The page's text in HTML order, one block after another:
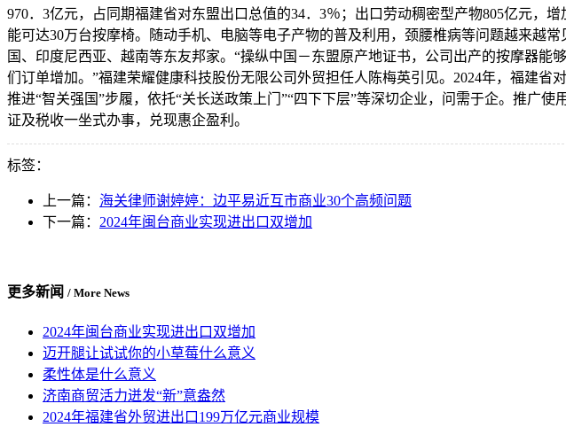
970．3亿元，占同期福建省对东盟出口总值的34．3％；出口劳动稠密型产物805亿元，
能可达30万台按摩椅。随动手机、电脑等电子产物的普及利用，颈腰椎病等问题越来越
国、印度尼西亚、越南等东友邦家。“操纵中国－东盟原产地证书，公司出产的按摩器
们订单增加。”福建荣耀健康科技股份无限公司外贸担任人陈梅英引见。2024年，福建
推进“智关强国”步履，依托“关长送政策上门”“四下下层”等深切企业，问需于企。推广
证及税收一坐式办事，兑现惠企盈利。
标签：
上一篇： 海关律师谢婷婷：边平易近互市商业30个高频问题
下一篇： 2024年闽台商业实现进出口双增加
更多新闻 / More News
2024年闽台商业实现进出口双增加
迈开腿让试试你的小草莓什么意义
柔性体是什么意义
济南商贸活力迸发“新”意盎然
2024年福建省外贸进出口199万亿元商业规模